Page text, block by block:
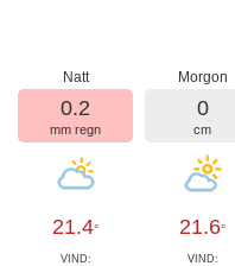
Natt
0.2
mm regn
21.4°
VIND:
Morgon
0
cm
21.6°
VIND: